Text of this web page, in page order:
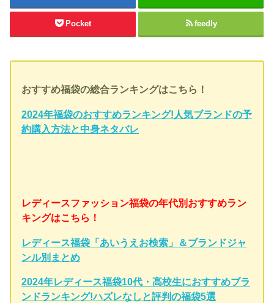
Pocket feedly
おすすめ福袋の総合ランキングはこちら！
2024年福袋のおすすめランキング!人気ブランドの予
約購入方法と中身ネタバレ
レディースファッション福袋の年代別おすすめラン
キングはこちら！
レディース福袋「あいうえお検索」＆ブランドジャ
ンル別まとめ
2024年レディース福袋10代・高校生におすすめブラ
ンドランキング!ハズレなしと評判の福袋5選